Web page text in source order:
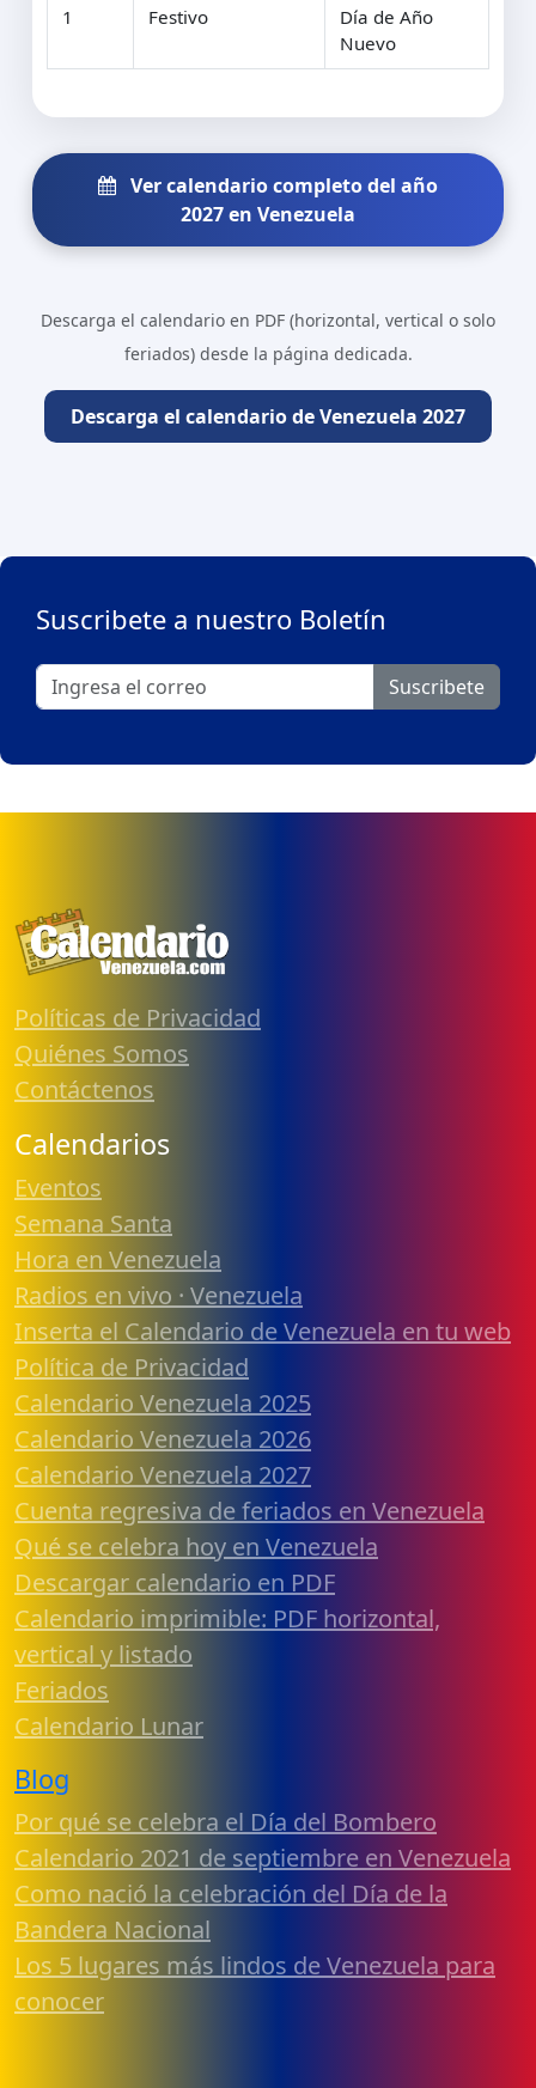
1 Festivo
Día de Año
Nuevo
Ver calendario completo del año
2027 en Venezuela
Descarga el calendario en PDF (horizontal, vertical o solo
feriados) desde la página dedicada.
Descarga el calendario de Venezuela 2027
Suscribete a nuestro Boletín
Suscribete
Políticas de Privacidad
Quiénes Somos
Contáctenos
Calendarios
Eventos
Semana Santa
Hora en Venezuela
Radios en vivo · Venezuela
Inserta el Calendario de Venezuela en tu web
Política de Privacidad
Calendario Venezuela 2025
Calendario Venezuela 2026
Calendario Venezuela 2027
Cuenta regresiva de feriados en Venezuela
Qué se celebra hoy en Venezuela
Descargar calendario en PDF
Calendario imprimible: PDF horizontal,
vertical y listado
Feriados
Calendario Lunar
Blog
Por qué se celebra el Día del Bombero
Calendario 2021 de septiembre en Venezuela
Como nació la celebración del Día de la
Bandera Nacional
Los 5 lugares más lindos de Venezuela para
conocer